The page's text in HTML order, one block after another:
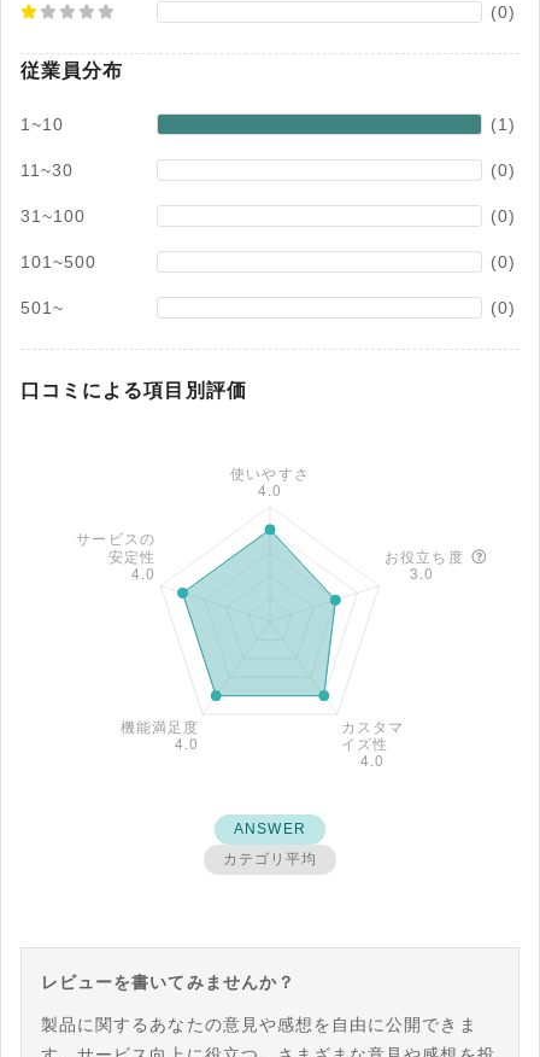
(0)
従業員分布
1~10 (1)
11~30 (0)
31~100 (0)
101~500 (0)
501~ (0)
口コミによる項目別評価
ANSWER
カテゴリ平均
レビューを書いてみませんか？
製品に関するあなたの意見や感想を自由に公開できま